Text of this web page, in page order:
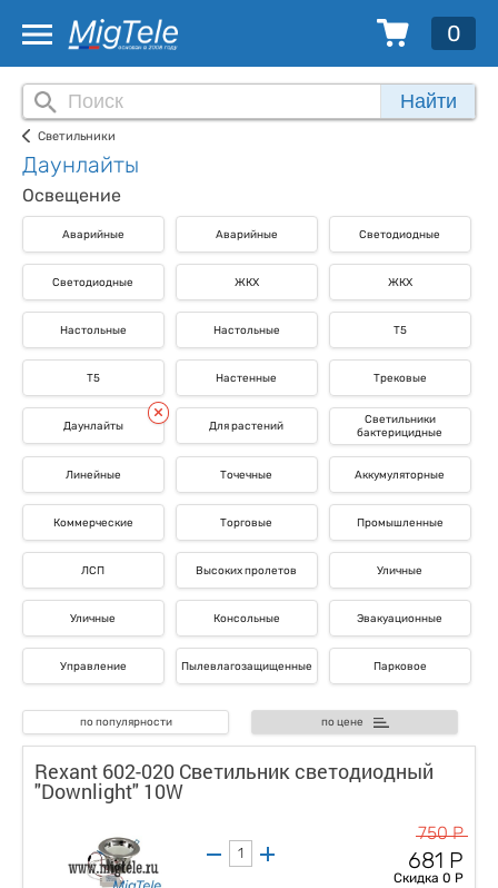
0
Найти
Светильники
Даунлайты
Освещение
Аварийные Аварийные Светодиодные
Светодиодные ЖКХ ЖКХ
Настольные Настольные T5
T5 Настенные Трековые
Даунлайты Для растений
Светильники
бактерицидные
Линейные Точечные Аккумуляторные
Коммерческие Торговые Промышленные
ЛСП Высоких пролетов Уличные
Уличные Консольные Эвакуационные
Управление Пылевлагозащищенные Парковое
по популярности по цене
Rexant 602-020 Светильник светодиодный
"Downlight" 10W
750 Р
681 Р
Скидка 0 Р